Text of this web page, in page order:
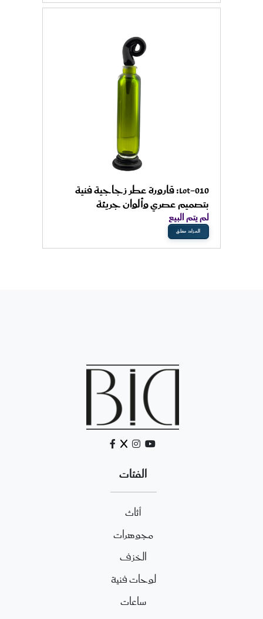
Lot-010: قارورة عطر زجاجية فنية
بتصميم عصري وألوان جريئة
لم يتم البيع
المزاد مغلق
الفئات
أثاث
مجوهرات
الخزف
لوحات فنية
ساعات